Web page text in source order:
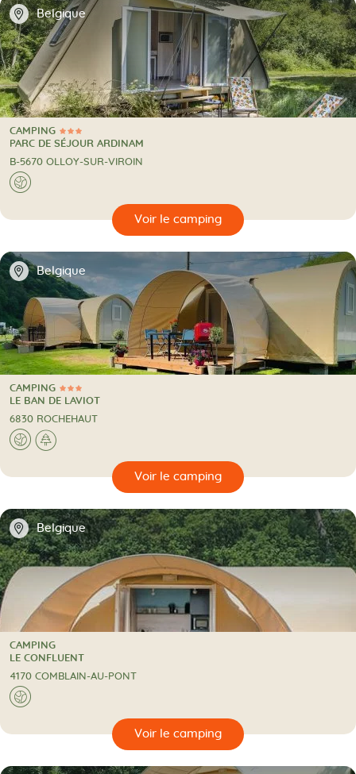
📍 Belgique
3 Étoiles
CAMPING
CAMPING
PARC DE SÉJOUR ARDINAM
B-5670 OLLOY-SUR-VIROIN
A l'étranger
🌍
🔍
📍 Belgique
3 Étoiles
CAMPING
CAMPING
LE BAN DE LAVIOT
6830 ROCHEHAUT
A l'étranger
🌍A la campagne
🌲
🔍
📍 Belgique
CAMPING
CAMPING
LE CONFLUENT
4170 COMBLAIN-AU-PONT
A l'étranger
🌍
🔍